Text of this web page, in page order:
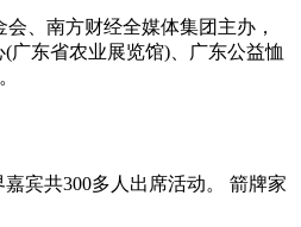
、南方财经全媒体集团主办，
广东省农业展览馆)、广东公益恤
宾共300多人出席活动。 箭牌家